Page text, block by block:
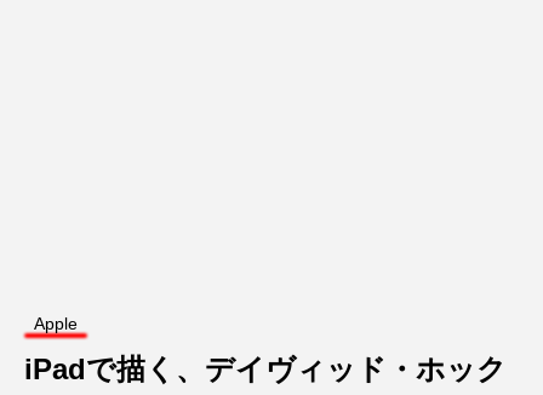
Apple
iPadで描く、デイヴィッド・ホック